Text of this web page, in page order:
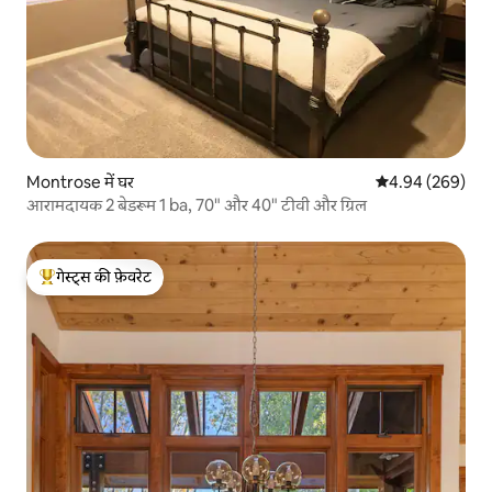
Montrose में घर औसत रेटिंग 5 में से
4.94 (269)
आरामदायक 2 बेडरूम 1 ba, 70" और 40" टीवी और ग्रिल
गेस्ट्स का टॉप फ़ेवरेट
गेस्ट्स की फ़ेवरेट